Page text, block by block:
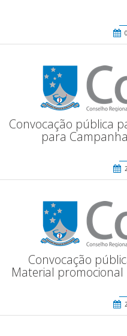
Convocação pública
para
Convocação
Material promocional